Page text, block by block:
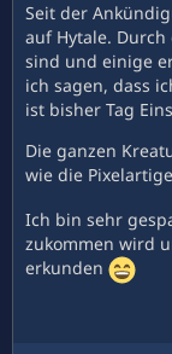
Seit der
auf Hytale.
sind und einige
ich sagen, dass
ist bisher Tag
Die ganzen
wie die
Ich bin sehr
zukommen wird
erkunden